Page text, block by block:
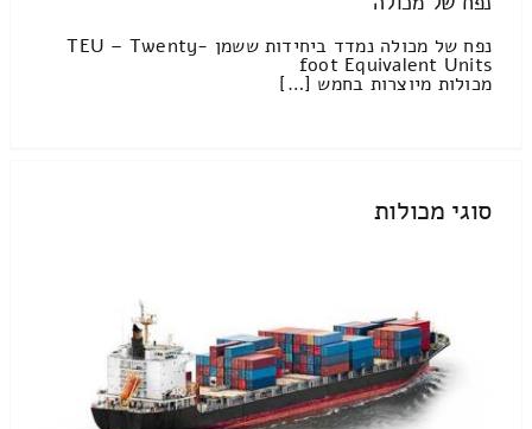
נפח של מכולה נמדד ביחידות ששמן TEU – Twenty-
foot Equivalent Units
מכולות מיוצרות בחמש […]
סוגי מכולות